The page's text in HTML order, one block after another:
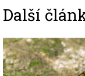
Další
Image